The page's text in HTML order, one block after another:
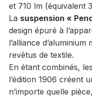
et 710 lm (équivalent
La suspension «
design épuré à
l’alliance
revêtus de textile.
En étant combinés,
l’édition 1906 créent
n’importe quelle